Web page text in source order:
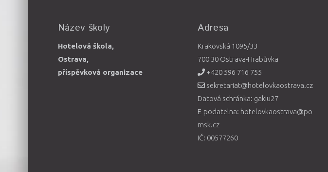
Název školy
Hotelová škola,
Ostrava,
příspěvková organizace
Adresa
Krakovská 1095/33
700 30 Ostrava-Hrabůvka
+420 596 716 755
sekretariat@hotelovkaostrava.cz
Datová schránka: gakiu27
E-podatelna: hotelovkaostrava@po-
msk.cz
IČ: 00577260